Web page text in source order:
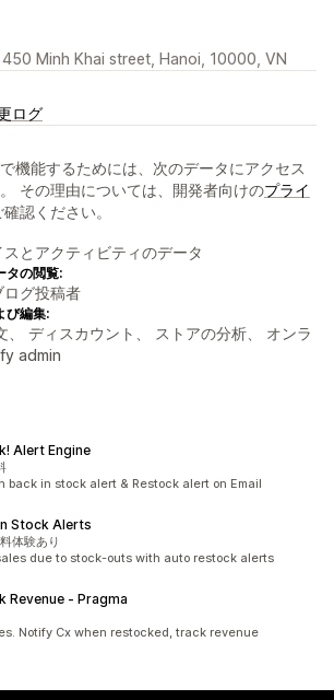
Minh Khai street, Hanoi, 10000, VN
ログ
機能するためには、次のデータにアクセス
その理由については、開発者向けのプライ
認ください。
とアクティビティのデータ
タの閲覧:
ログ投稿者
び編集:
、 ディスカウント、 ストアの分析、 オンラ
admin
Alert Engine
22件
back in stock alert & Restock alert on Email
Stock Alerts
：419件
体験あり
due to stock-outs with auto restock alerts
Revenue ‑ Pragma
1件
Notify Cx when restocked, track revenue